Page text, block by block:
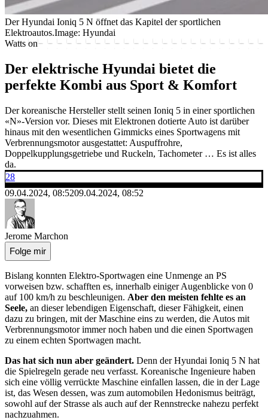
Der Hyundai Ioniq 5 N öffnet das Kapitel der sportlichen
Elektroautos.Image: Hyundai
Watts on
Der elektrische Hyundai bietet die
perfekte Kombi aus Sport & Komfort
Der koreanische Hersteller stellt seinen Ioniq 5 in einer sportlichen
«N»-Version vor. Dieses mit Elektronen dotierte Auto ist darüber
hinaus mit den wesentlichen Gimmicks eines Sportwagens mit
Verbrennungsmotor ausgestattet: Auspuffrohre,
Doppelkupplungsgetriebe und Ruckeln, Tachometer … Es ist alles
da.
28
09.04.2024, 08:5209.04.2024, 08:52
Jerome Marchon
Folge mir
Bislang konnten Elektro-Sportwagen eine Unmenge an PS
vorweisen bzw. schafften es, innerhalb einiger Augenblicke von 0
auf 100 km/h zu beschleunigen. Aber den meisten fehlte es an
Seele, an dieser lebendigen Eigenschaft, dieser Fähigkeit, einen
dazu zu bringen, mit der Maschine eins zu werden, die Autos mit
Verbrennungsmotor immer noch haben und die einen Sportwagen
zu einem echten Sportwagen macht.
Das hat sich nun aber geändert. Denn der Hyundai Ioniq 5 N hat
die Spielregeln gerade neu verfasst. Koreanische Ingenieure haben
sich eine völlig verrückte Maschine einfallen lassen, die in der Lage
ist, das Wesen dessen, was zum automobilen Hedonismus beiträgt,
sowohl auf der Strasse als auch auf der Rennstrecke nahezu perfekt
nachzuahmen.